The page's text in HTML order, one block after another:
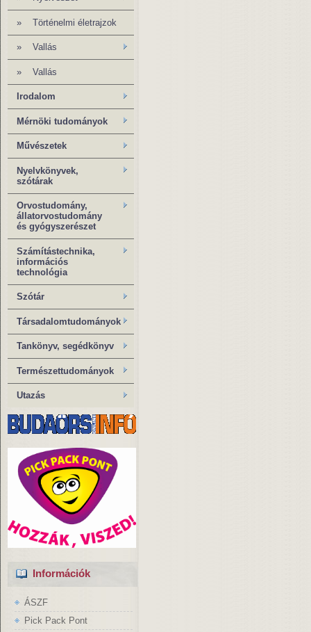
» Történelmi életrajzok
» Vallás
» Vallás
Irodalom
Mérnöki tudományok
Művészetek
Nyelvkönyvek,
szótárak
Orvostudomány,
állatorvostudomány
és gyógyszerészet
Számítástechnika,
információs
technológia
Szótár
Társadalomtudományok
Tankönyv, segédkönyv
Természettudományok
Utazás
Információk
ÁSZF
Pick Pack Pont